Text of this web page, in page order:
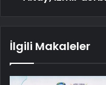
İlgili Makaleler